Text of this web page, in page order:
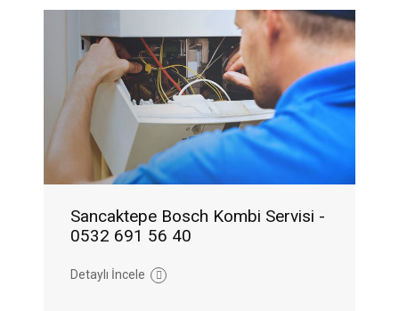
Sancaktepe Bosch Kombi Servisi -
0532 691 56 40
Detaylı İncele